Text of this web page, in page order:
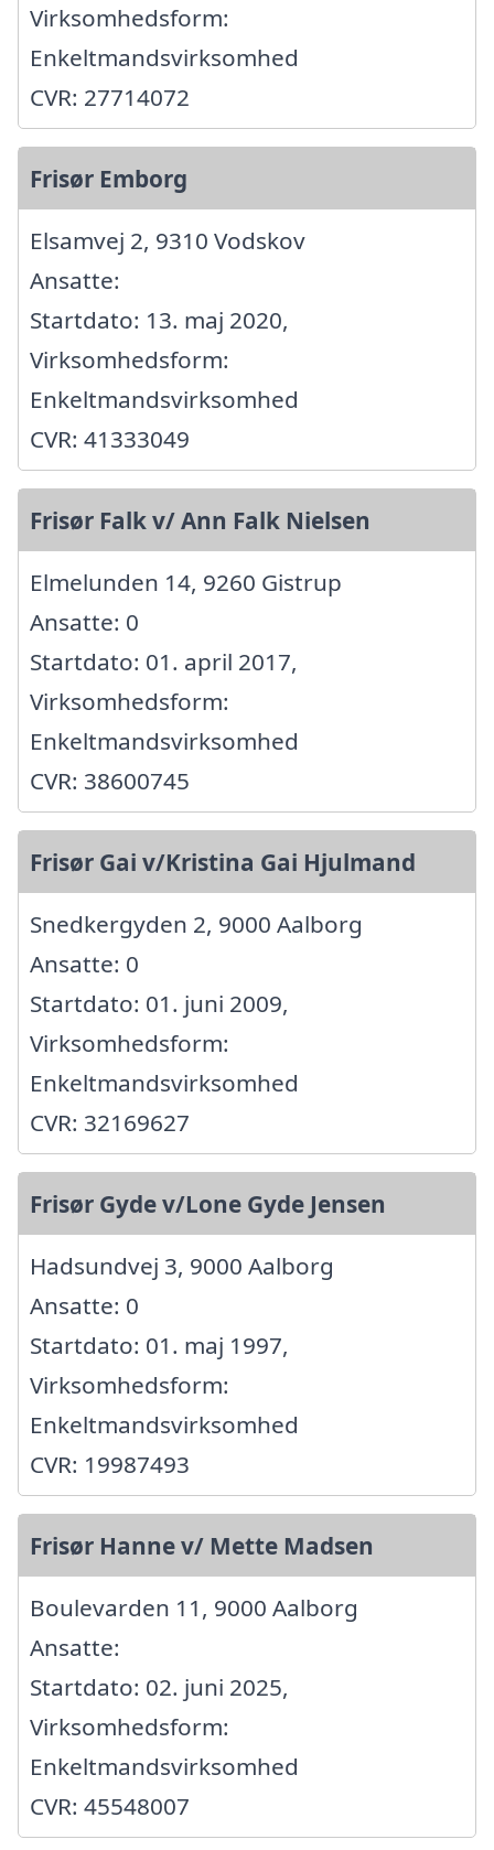
Virksomhedsform:
Enkeltmandsvirksomhed
CVR: 27714072
Frisør Emborg
Elsamvej 2, 9310 Vodskov
Ansatte:
Startdato: 13. maj 2020,
Virksomhedsform:
Enkeltmandsvirksomhed
CVR: 41333049
Frisør Falk v/ Ann Falk Nielsen
Elmelunden 14, 9260 Gistrup
Ansatte: 0
Startdato: 01. april 2017,
Virksomhedsform:
Enkeltmandsvirksomhed
CVR: 38600745
Frisør Gai v/Kristina Gai Hjulmand
Snedkergyden 2, 9000 Aalborg
Ansatte: 0
Startdato: 01. juni 2009,
Virksomhedsform:
Enkeltmandsvirksomhed
CVR: 32169627
Frisør Gyde v/Lone Gyde Jensen
Hadsundvej 3, 9000 Aalborg
Ansatte: 0
Startdato: 01. maj 1997,
Virksomhedsform:
Enkeltmandsvirksomhed
CVR: 19987493
Frisør Hanne v/ Mette Madsen
Boulevarden 11, 9000 Aalborg
Ansatte:
Startdato: 02. juni 2025,
Virksomhedsform:
Enkeltmandsvirksomhed
CVR: 45548007